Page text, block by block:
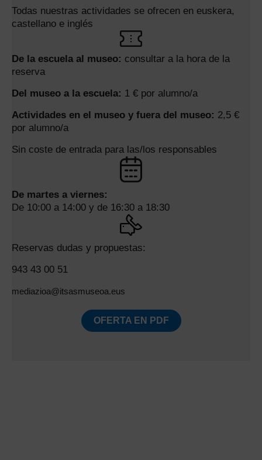
Todas nuestras actividades se ofrecen en euskera,
castellano e inglés
De la escuela al museo: consultar a la hora de la
reserva
Del museo a la escuela: 1 € por alumno/a
Actividades en el museo y fuera del museo: 2,5 €
por alumno/a
Sin coste de entrada para las/los responsables
De martes a viernes:
De 10:00 a 14:00 y de 16:30 a 18:30
Reservas dudas y propuestas:
943 43 00 51
mediazioa@itsasmuseoa.eus
OFERTA EN PDF